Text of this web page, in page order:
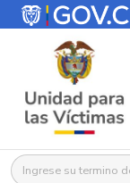
Buscar: